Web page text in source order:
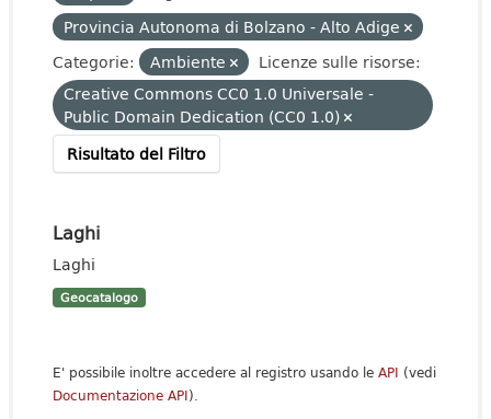
Provincia Autonoma di Bolzano - Alto Adige
Categorie:
Ambiente
Licenze sulle risorse:
Creative Commons CC0 1.0 Universale -
Public Domain Dedication (CC0 1.0)
Risultato del Filtro
Laghi
Laghi
Geocatalogo
E' possibile inoltre accedere al registro usando le API (vedi
Documentazione API).